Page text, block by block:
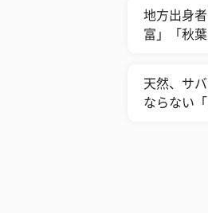
地方出身
富」「秋
天然、サ
ならない